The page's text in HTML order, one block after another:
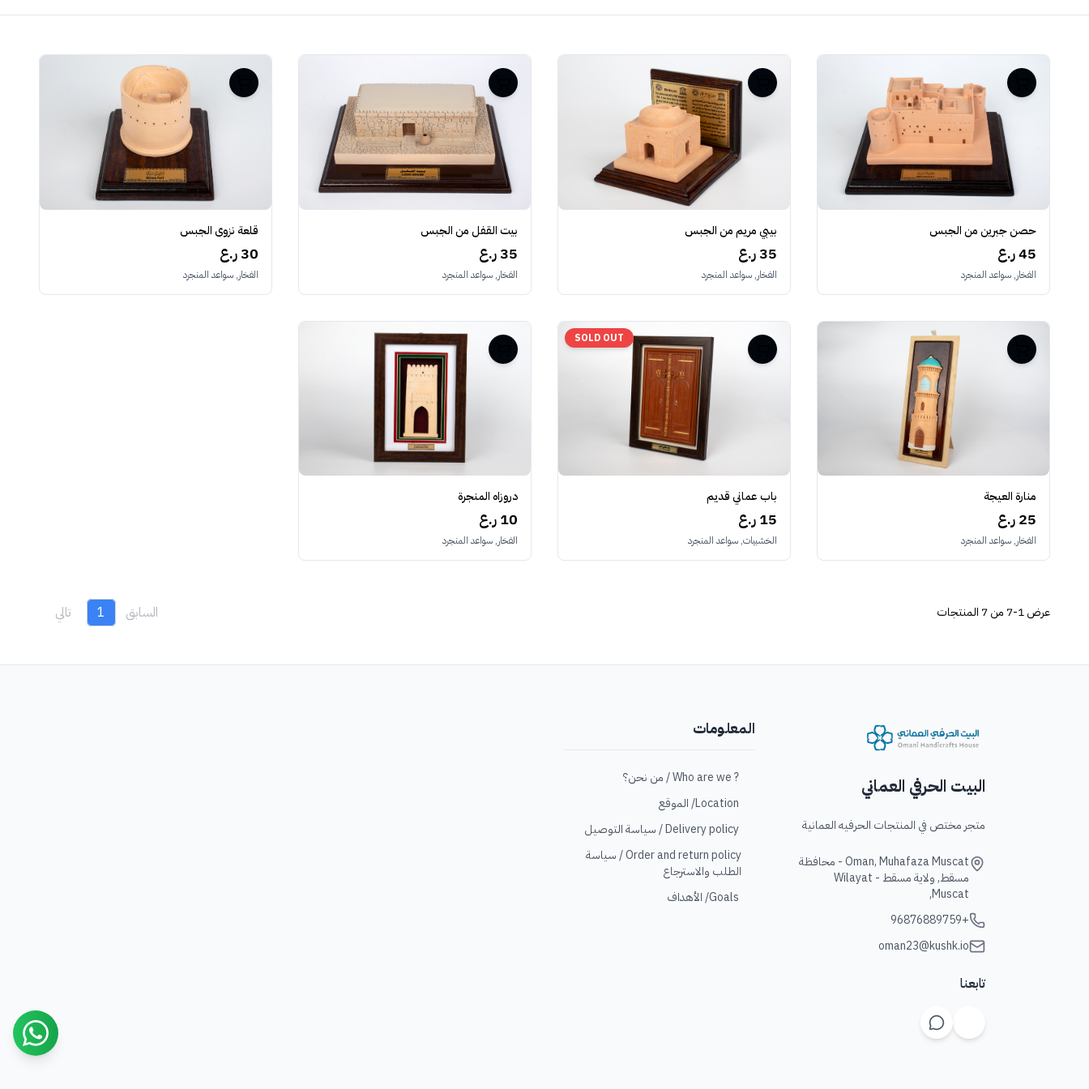
حصن جبرين من الجبس
45 ر.ع
الفخار, سواعد المنجرد
بيبي مريم من الجبس
35 ر.ع
الفخار, سواعد المنجرد
بيت القفل من الجبس
35 ر.ع
الفخار, سواعد المنجرد
قلعة نزوى الجبس
30 ر.ع
الفخار, سواعد المنجرد
منارة العيجة
25 ر.ع
الفخار, سواعد المنجرد
SOLD OUT
باب عماني قديم
15 ر.ع
الخشبيات, سواعد المنجرد
دروزاه المنجرة
10 ر.ع
الفخار, سواعد المنجرد
عرض1-7 من 7 المنتجات السابق 1 تالي
البيت الحرفي العماني
متجر مختص في المنتجات الحرفيه العمانية
Oman, Muhafaza Muscat - محافظة
مسقط, ولاية مسقط - Wilayat
Muscat,
+96876889759
oman23@kushk.io
تابعنا
المعلومات
? Who are we / من نحن؟
Location/ الموقع
Delivery policy / سياسة التوصيل
Order and return policy / سياسة
الطلب والاسترجاع
Goals/ الأهداف